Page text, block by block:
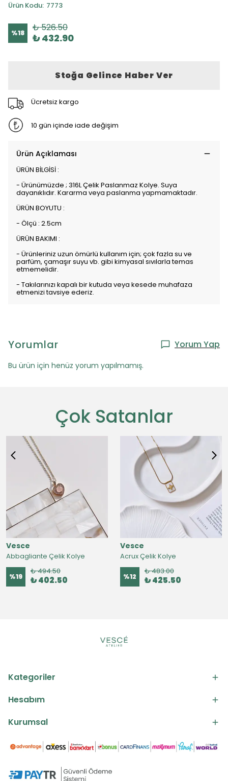
Ürün Kodu: 7773
%18 ₺ 526.50
₺ 432.90
Stoğa Gelince Haber Ver
Ücretsiz kargo
10 gün içinde iade değişim
Ürün Açıklaması
ÜRÜN BİLGİSİ :
- Ürünümüzde ; 316L Çelik Paslanmaz Kolye. Suya
dayanıklıdır. Kararma veya paslanma yapmamaktadır.
ÜRÜN BOYUTU :
- Ölçü : 2.5cm
ÜRÜN BAKIMI :
- Ürünleriniz uzun ömürlü kullanım için; çok fazla su ve
parfüm, çamaşır suyu vb. gibi kimyasal sıvılarla temas
etmemelidir.
- Takılarınızı kapalı bir kutuda veya kesede muhafaza
etmenizi tavsiye ederiz.
Yorumlar Yorum Yap
Bu ürün için henüz yorum yapılmamış.
Çok Satanlar
Vesce
Abbagliante Çelik Kolye
%19
₺ 494.50
₺ 402.50
Vesce
Acrux Çelik Kolye
%12
₺ 483.00
₺ 425.50
Kategoriler
Hesabım
Kurumsal